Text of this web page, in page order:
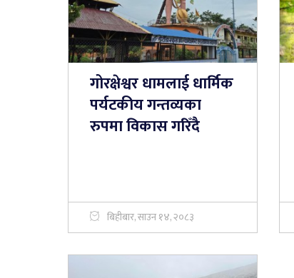
गोरक्षेश्वर धामलाई धार्मिक
पर्यटकीय गन्तव्यका
रुपमा विकास गरिँदै
बिहीबार, साउन १४, २०८३